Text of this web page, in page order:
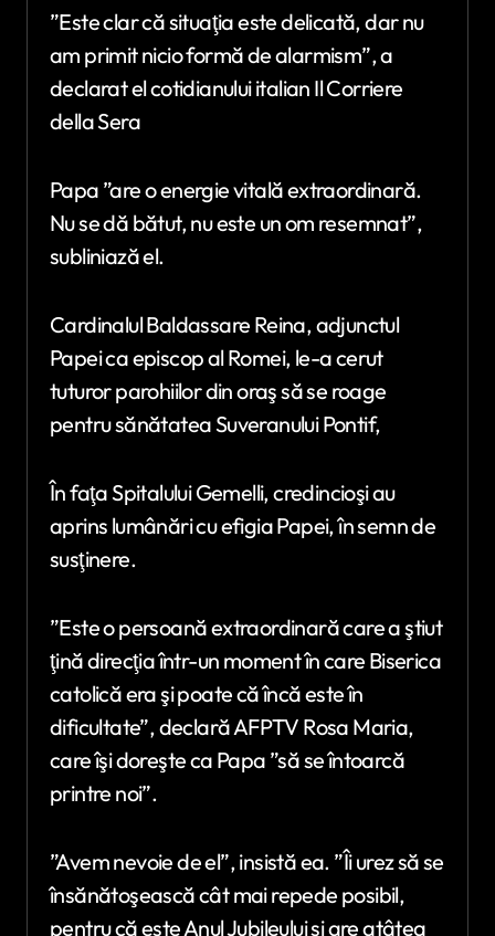
”Este clar că situaţia este delicată, dar nu
am primit nicio formă de alarmism”, a
declarat el cotidianului italian Il Corriere
della Sera
Papa ”are o energie vitală extraordinară.
Nu se dă bătut, nu este un om resemnat”,
subliniază el.
Cardinalul Baldassare Reina, adjunctul
Papei ca episcop al Romei, le-a cerut
tuturor parohiilor din oraş să se roage
pentru sănătatea Suveranului Pontif,
În faţa Spitalului Gemelli, credincioşi au
aprins lumânări cu efigia Papei, în semn de
susţinere.
”Este o persoană extraordinară care a ştiut
ţină direcţia într-un moment în care Biserica
catolică era şi poate că încă este în
dificultate”, declară AFPTV Rosa Maria,
care îşi doreşte ca Papa ”să se întoarcă
printre noi”.
”Avem nevoie de el”, insistă ea. ”Îi urez să se
însănătoşească cât mai repede posibil,
pentru că este Anul Jubileului şi are atâtea